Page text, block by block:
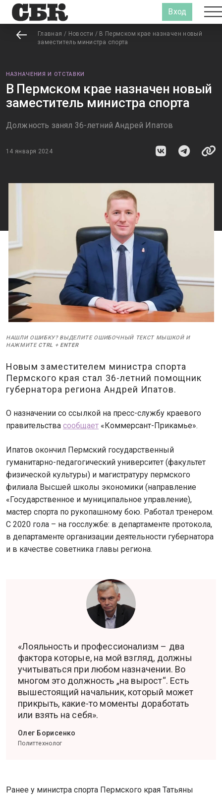
Вход
Главная / Новости / В Пермском крае назначен новый
заместитель министра спорта
НАЗНАЧЕНИЯ И ОТСТАВКИ
В Пермском крае назначен новый
заместитель министра спорта
Должность занял 36-летний Андрей Ипатов
14 января 2024
НАШЛИ ОШИБКУ? ВЫДЕЛИТЕ ОШИБОЧНЫЙ ТЕКСТ МЫШКОЙ И
НАЖМИТЕ CTRL + ENTER
Новым заместителем министра спорта
Пермского края стал 36-летний помощник
губернатора региона Андрей Ипатов.
О назначении со ссылкой на пресс-службу краевого
правительства сообщает «Коммерсант-Прикамье».
Ипатов окончил Пермский государственный
гуманитарно-педагогический университет (факультет
физической культуры) и магистратуру пермского
филиала Высшей школы экономики (направление
«Государственное и муниципальное управление),
мастер спорта по рукопашному бою. Работал тренером.
С 2020 гола – на госслужбе: в департаменте протокола,
в департаменте организации деятельности губернатора
и в качестве советника главы региона.
«Лояльность и профессионализм – два
фактора которые, на мой взгляд, должны
учитываться при любом назначении. Во
многом это должность „на вырост“. Есть
вышестоящий начальник, который может
прикрыть, какие-то моменты доработать
или взять на себя».
Олег Борисенко
Политтехнолог
Ранее у министра спорта Пермского края Татьяны